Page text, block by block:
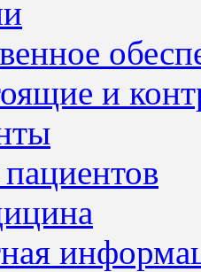
и